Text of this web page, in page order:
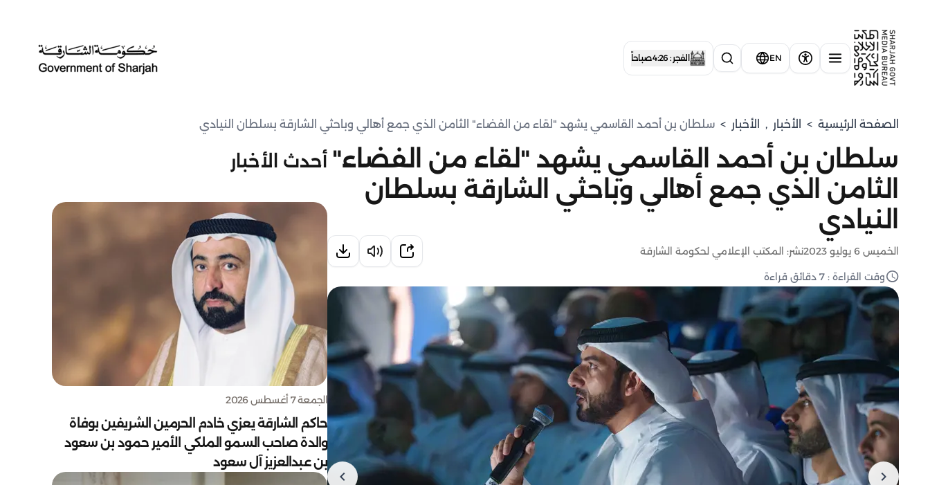
EN الفجر : 4:26 صباحاً
الصفحة الرئيسية > الأخبار , الأخبار > سلطان بن أحمد القاسمي يشهد "لقاء من الفضاء" الثامن الذي جمع أهالي وباحثي الشارقة بسلطان النيادي
سلطان بن أحمد القاسمي يشهد "لقاء من الفضاء"
الثامن الذي جمع أهالي وباحثي الشارقة بسلطان
النيادي
الخميس 6 يوليو 2023 نشر: المكتب الإعلامي لحكومة الشارقة
وقت القراءة : 7 دقائق قراءة
أحدث الأخبار
الجمعة 7 أغسطس 2026
حاكم الشارقة يعزي خادم الحرمين الشريفين بوفاة
والدة صاحب السمو الملكي الأمير حمود بن سعود
بن عبدالعزيز آل سعود